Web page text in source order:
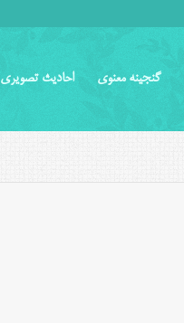
گنجینه معنوی احادیث تصویری